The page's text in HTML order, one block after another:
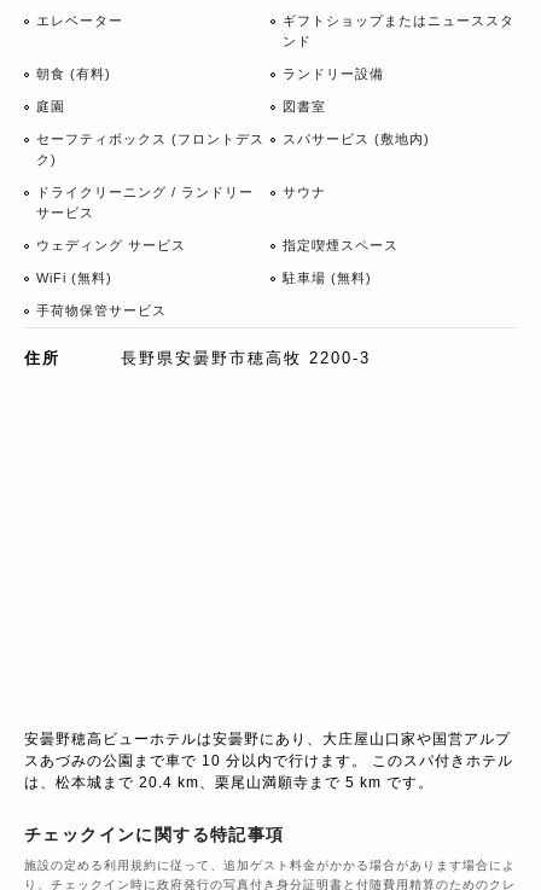
エレベーター
ギフトショップまたはニューススタ
ンド
朝食 (有料) ランドリー設備
庭園 図書室
セーフティボックス (フロントデス
ク)
スパサービス (敷地内)
ドライクリーニング / ランドリー
サービス
サウナ
ウェディング サービス 指定喫煙スペース
WiFi (無料) 駐車場 (無料)
手荷物保管サービス
住所 長野県安曇野市穂高牧 2200-3
安曇野穂高ビューホテルは安曇野にあり、大庄屋山口家や国営アルプ
スあづみの公園まで車で 10 分以内で行けます。 このスパ付きホテル
は、松本城まで 20.4 km、栗尾山満願寺まで 5 km です。
チェックインに関する特記事項
施設の定める利用規約に従って、追加ゲスト料金がかかる場合があります場合によ
り、チェックイン時に政府発行の写真付き身分証明書と付随費用精算のためのクレ